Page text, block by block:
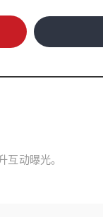
互动曝光。